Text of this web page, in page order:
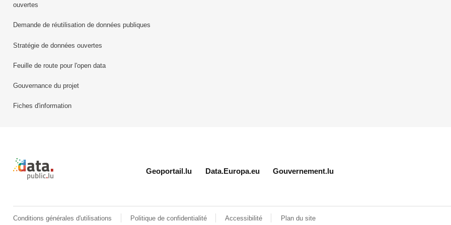
ouvertes
Demande de réutilisation de données publiques
Stratégie de données ouvertes
Feuille de route pour l'open data
Gouvernance du projet
Fiches d'information
Retour à l'accueil de data.public.lu
Geoportail.lu Data.Europa.eu Gouvernement.lu
Conditions générales d'utilisations Politique de confidentialité Accessibilité Plan du site